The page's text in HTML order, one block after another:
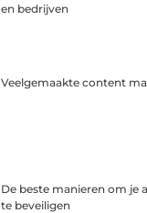
en bedrijven
Veelgemaakte content
De beste manieren om je
te beveiligen